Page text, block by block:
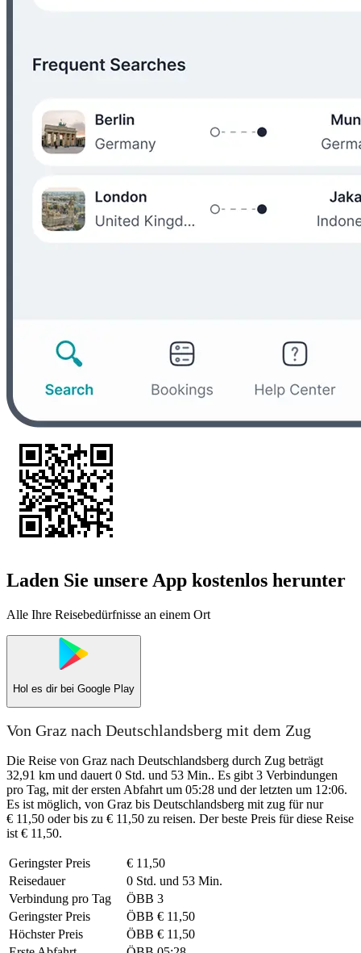
Laden Sie unsere App kostenlos herunter
Alle Ihre Reisebedürfnisse an einem Ort
Hol es dir bei Google Play
Von Graz nach Deutschlandsberg mit dem Zug
Die Reise von Graz nach Deutschlandsberg durch Zug beträgt
32,91 km und dauert 0 Std. und 53 Min.. Es gibt 3 Verbindungen
pro Tag, mit der ersten Abfahrt um 05:28 und der letzten um 12:06.
Es ist möglich, von Graz bis Deutschlandsberg mit zug für nur
€ 11,50 oder bis zu € 11,50 zu reisen. Der beste Preis für diese Reise
ist € 11,50.
Geringster Preis
€ 11,50
Reisedauer
0 Std. und 53 Min.
Verbindung pro Tag
ÖBB 3
Geringster Preis
ÖBB € 11,50
Höchster Preis
ÖBB € 11,50